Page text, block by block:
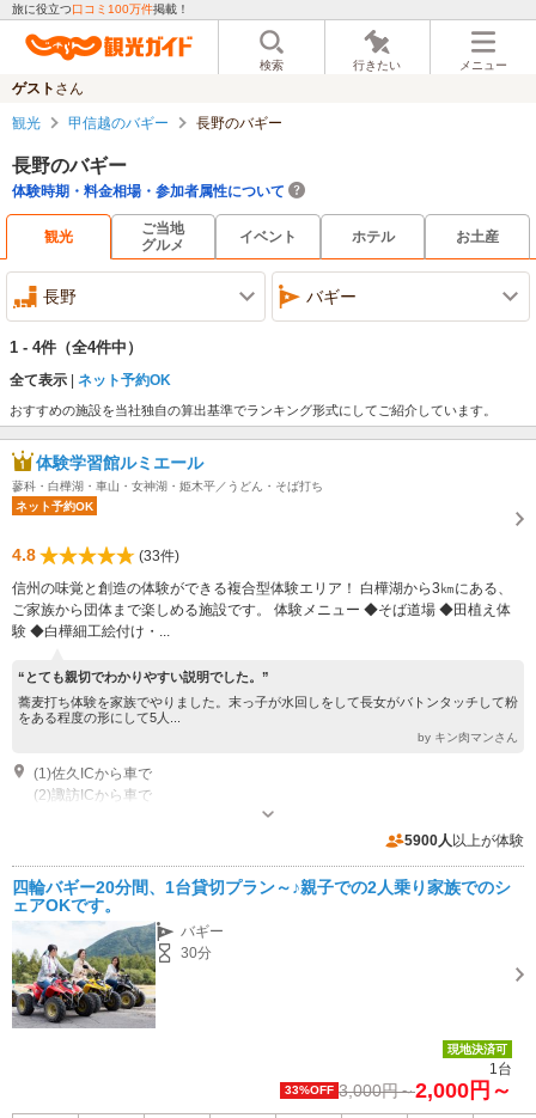
旅に役立つ口コミ100万件掲載！
検索 行きたい メニュー
ゲスト さん
観光 甲信越のバギー 長野のバギー
長野のバギー
体験時期・料金相場・参加者属性について
観光
ご当地
グルメ
イベント ホテル お土産
長野 バギー
1 - 4件 （全4件中）
全て表示 ネット予約OK
おすすめの施設を当社独自の算出基準でランキング形式にしてご紹介しています。
体験学習館ルミエール
蓼科・白樺湖・車山・女神湖・姫木平／うどん・そば打ち
ネット予約OK
4.8
(33件)
信州の味覚と創造の体験ができる複合型体験エリア！ 白樺湖から3㎞にある、
ご家族から団体まで楽しめる施設です。 体験メニュー ◆そば道場 ◆田植え体
験 ◆白樺細工絵付け・...
“とても親切でわかりやすい説明でした。”
蕎麦打ち体験を家族でやりました。末っ子が水回しをして長女がバトンタッチして粉
をある程度の形にして5人...
by キン肉マンさん
(1)佐久ICから車で
(2)諏訪ICから車で
営業：4月下旬～10月下旬 9:00～16:00
専用駐車場あり（無料）240台 駐車場:普通車200台 大型車40台
5900人 以上が体験
四輪バギー20分間、1台貸切プラン～♪親子での2人乗り家族でのシ
ェアOKです。
バギー
30分
現地決済可
1台
33%OFF 3,000円～2,000円～